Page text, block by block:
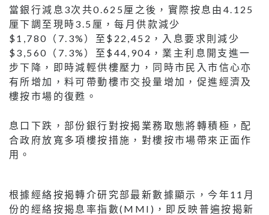
當銀行減息3次共0.625厘之後，實際按息由4.125
厘下調至現時3.5厘，每月供款減少
$1,780（7.3%）至$22,452，入息要求則減少
$3,560（7.3%）至$44,904，業主利息開支進一
步下降，即時減輕供樓壓力，同時市民入市信心亦
有所增加，料可帶動樓市交投量增加，促進經濟及
樓按市場的復甦。
息口下跌，部份銀行對按揭業務取態將轉積極，配
合政府放寬多項樓按措施，對樓按市場帶來正面作
用。
根據經絡按揭轉介研究部最新數據顯示，今年11月
份的經絡按揭息率指數(MMI)，即反映普遍按揭新